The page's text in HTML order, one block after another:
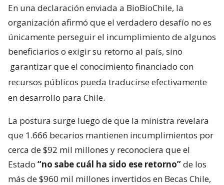
En una declaración enviada a BioBioChile, la
organización afirmó que el verdadero desafío no es
únicamente perseguir el incumplimiento de algunos
beneficiarios o exigir su retorno al país, sino
garantizar que el conocimiento financiado con
recursos públicos pueda traducirse efectivamente
en desarrollo para Chile.
La postura surge luego de que la ministra revelara
que 1.666 becarios mantienen incumplimientos por
cerca de $92 mil millones y reconociera que el
Estado “no sabe cuál ha sido ese retorno”de los
más de $960 mil millones invertidos en Becas Chile,